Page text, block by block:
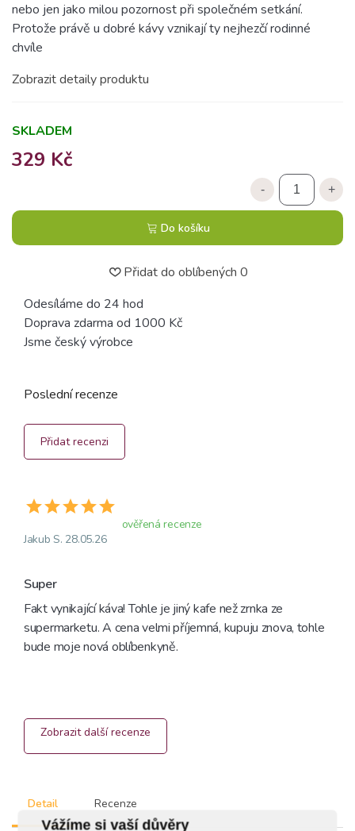
Vážíme si vaší důvěry
nebo jen jako milou pozornost při společném setkání.
Protože právě u dobré kávy vznikají ty nejhezčí rodinné
chvíle
Zobrazit detaily produktu
SKLADEM
329 Kč
- +
Do košíku
Přidat do oblíbených 0
Odesíláme do 24 hod
Doprava zdarma od 1000 Kč
Jsme český výrobce
Detail Recenze
Poslední recenze
Přidat recenzi
ověřená recenze
Jakub S. 28.05.26
Super
Fakt vynikající káva! Tohle je jiný kafe než zrnka ze
supermarketu. A cena velmi příjemná, kupuju znova, tohle
bude moje nová oblíbenkyně.
Zobrazit další recenze